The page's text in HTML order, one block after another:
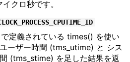
イクロ秒です。
で定義されている times() を使い
ーザー時間 (tms_utime) と シス
(tms_stime) を足した結果を返